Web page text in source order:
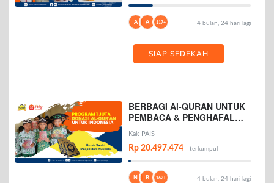
A A 117+ 4 bulan, 24 hari lagi
SIAP SEDEKAH
BERBAGI Al-QURAN UNTUK
PEMBACA & PENGHAFAL
AL-QURAN
Kak PAIS
Rp 20.497.474 terkumpul
N B 162+ 4 bulan, 24 hari lagi